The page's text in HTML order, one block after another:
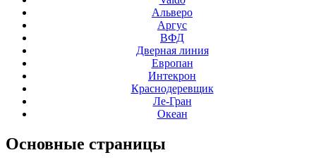
Альверо
Аргус
ВФД
Дверная линия
Европан
Интекрон
Краснодеревщик
Ле-Гран
Океан
Основные страницы